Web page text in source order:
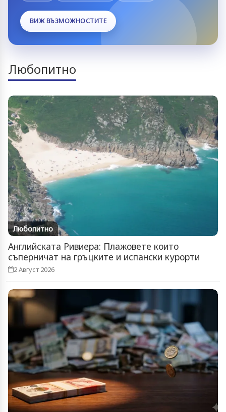
ВИЖ ВЪЗМОЖНОСТИТЕ
Любопитно
Любопитно
Английската Ривиера: Плажовете които
съперничат на гръцките и испански курорти
2 Август 2026